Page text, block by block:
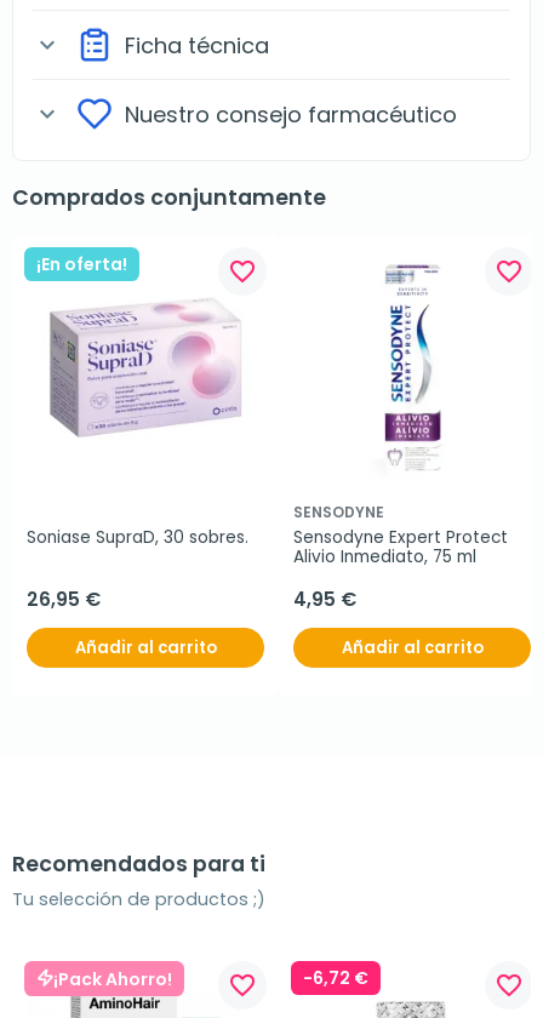
expand_more Ficha técnica
expand_more Nuestro consejo farmacéutico
Comprados conjuntamente
¡En oferta! favorite_border
Soniase SupraD, 30 sobres.
26,95 €
Añadir al carrito
favorite_border
SENSODYNE
Sensodyne Expert Protect
Alivio Inmediato, 75 ml
4,95 €
Añadir al carrito
Recomendados para ti
Tu selección de productos ;)
¡Pack Ahorro! favorite_border -6,72 € favorite_border